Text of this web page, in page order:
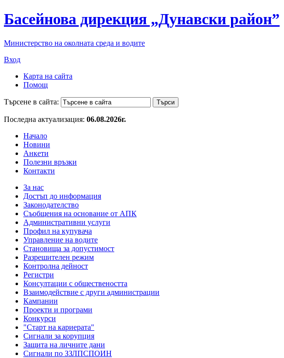
Басейнова дирекция „Дунавски район”
Министерство на околната среда и водите
Вход
Карта на сайта
Помощ
Търсене в сайта:
Последна актуализация: 06.08.2026г.
Начало
Новини
Анкети
Полезни връзки
Контакти
За нас
Достъп до информация
Законодателство
Съобщения на основание от АПК
Административни услуги
Профил на купувача
Управление на водите
Становища за допустимост
Разрешителен режим
Контролна дейност
Регистри
Консултации с обществеността
Взаимодействие с други администрации
Кампании
Проекти и програми
Конкурси
"Старт на кариерата"
Сигнали за корупция
Защита на личните дани
Сигнали по ЗЗЛПСПОИН